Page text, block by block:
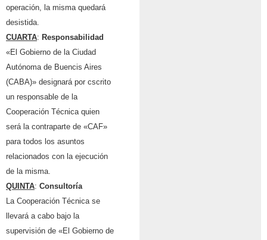
operación, la misma quedará
desistida.
CUARTA: Responsabilidad
«El Gobierno de la Ciudad
Autónoma de Buencis Aires
(CABA)» designará por cscrito
un responsable de la
Cooperación Técnica quien
será la contraparte de «CAF»
para todos los asuntos
relacionados con la ejecución
de la misma.
QUINTA: Consultoría
La Cooperación Técnica se
llevará a cabo bajo la
supervisión de «El Gobierno de